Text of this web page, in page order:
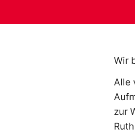
Wir
Alle
zur